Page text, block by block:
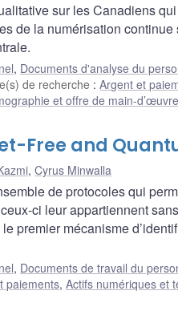
sur les Canadiens
de la numérisation
, Documents d'analyse du
de recherche :Argent et
et offre de main-d’œuvre
Free and
, Cyrus Minwalla
de protocoles qui
ci leur appartiennent
premier mécanisme
, Documents de travail du
paiements,Actifs numériques et